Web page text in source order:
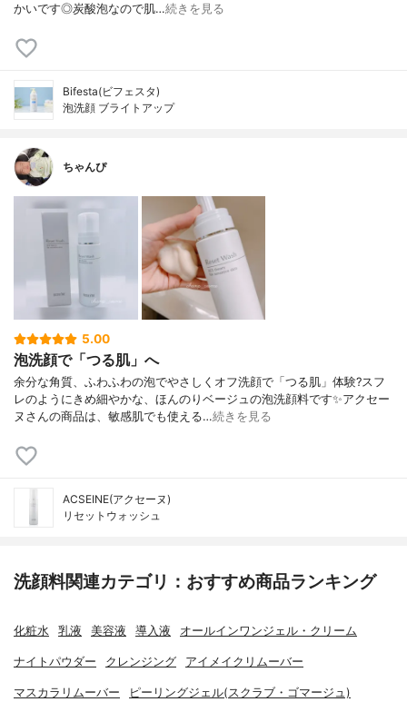
かいです◎炭酸泡なので肌…続きを見る
Bifesta(ビフェスタ)
泡洗顔 ブライトアップ
ちゃんぴ
5.00
泡洗顔で「つる肌」へ
余分な角質、ふわふわの泡でやさしくオフ洗顔で「つる肌」体験?スフ
レのようにきめ細やかな、ほんのりベージュの泡洗顔料です✨アクセー
ヌさんの商品は、敏感肌でも使える…続きを見る
ACSEINE(アクセーヌ)
リセットウォッシュ
洗顔料関連カテゴリ：おすすめ商品ランキング
化粧水 乳液 美容液 導入液 オールインワンジェル・クリーム
ナイトパウダー クレンジング アイメイクリムーバー
マスカラリムーバー ピーリングジェル(スクラブ・ゴマージュ)